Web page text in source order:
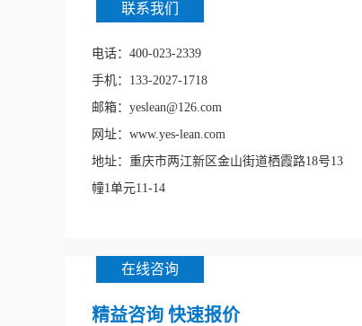
联系我们
电话：400-023-2339
手机：133-2027-1718
邮箱：yeslean@126.com
网址：www.yes-lean.com
地址：重庆市两江新区金山街道栖霞路18号13
幢1单元11-14
在线咨询
精益咨询 快速报价